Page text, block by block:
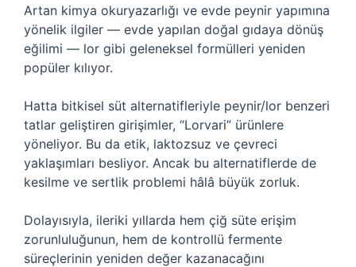
Artan kimya okuryazarlığı ve evde peynir yapımına
yönelik ilgiler — evde yapılan doğal gıdaya dönüş
eğilimi — lor gibi geleneksel formülleri yeniden
popüler kılıyor.
Hatta bitkisel süt alternatifleriyle peynir/lor benzeri
tatlar geliştiren girişimler, “Lorvari” ürünlere
yöneliyor. Bu da etik, laktozsuz ve çevreci
yaklaşımları besliyor. Ancak bu alternatiflerde de
kesilme ve sertlik problemi hâlâ büyük zorluk.
Dolayısıyla, ileriki yıllarda hem çiğ süte erişim
zorunluluğunun, hem de kontrollü fermente
süreçlerinin yeniden değer kazanacağını